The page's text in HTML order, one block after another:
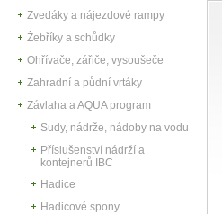
Zvedáky a nájezdové rampy
Žebříky a schůdky
Ohřívače, zářiče, vysoušeče
Zahradní a půdní vrtáky
Závlaha a AQUA program
Sudy, nádrže, nádoby na vodu
Příslušenství nádrží a
kontejnerů IBC
Hadice
Hadicové spony